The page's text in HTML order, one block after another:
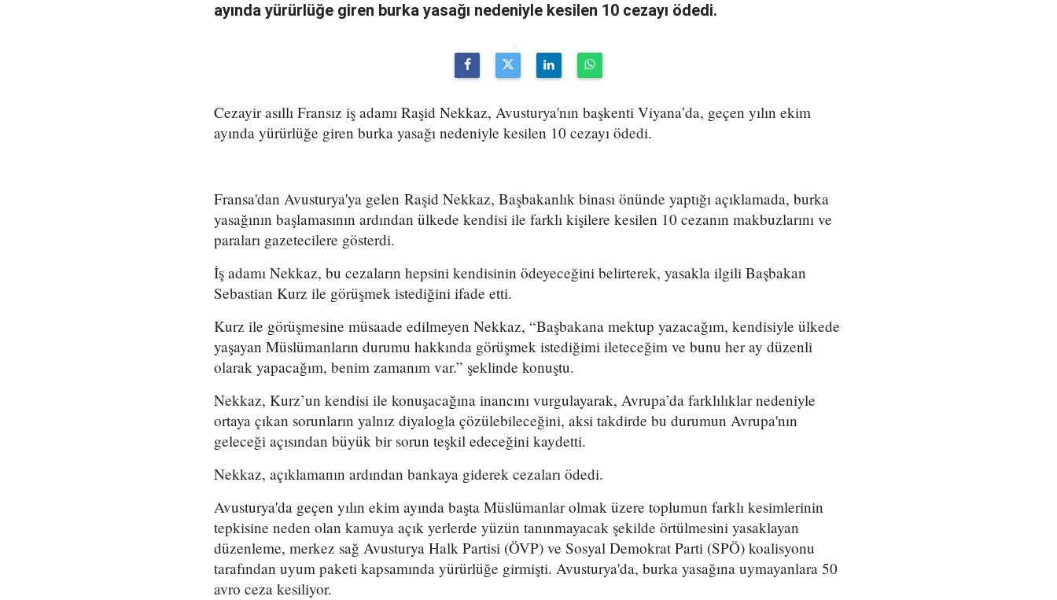
ayında yürürlüğe giren burka yasağı nedeniyle kesilen 10 cezayı ödedi.
Cezayir asıllı Fransız iş adamı Raşid Nekkaz, Avusturya'nın başkenti Viyana’da, geçen yılın ekim
ayında yürürlüğe giren burka yasağı nedeniyle kesilen 10 cezayı ödedi.
Fransa'dan Avusturya'ya gelen Raşid Nekkaz, Başbakanlık binası önünde yaptığı açıklamada, burka
yasağının başlamasının ardından ülkede kendisi ile farklı kişilere kesilen 10 cezanın makbuzlarını ve
paraları gazetecilere gösterdi.
İş adamı Nekkaz, bu cezaların hepsini kendisinin ödeyeceğini belirterek, yasakla ilgili Başbakan
Sebastian Kurz ile görüşmek istediğini ifade etti.
Kurz ile görüşmesine müsaade edilmeyen Nekkaz, “Başbakana mektup yazacağım, kendisiyle ülkede
yaşayan Müslümanların durumu hakkında görüşmek istediğimi ileteceğim ve bunu her ay düzenli
olarak yapacağım, benim zamanım var.” şeklinde konuştu.
Nekkaz, Kurz’un kendisi ile konuşacağına inancını vurgulayarak, Avrupa’da farklılıklar nedeniyle
ortaya çıkan sorunların yalnız diyalogla çözülebileceğini, aksi takdirde bu durumun Avrupa'nın
geleceği açısından büyük bir sorun teşkil edeceğini kaydetti.
Nekkaz, açıklamanın ardından bankaya giderek cezaları ödedi.
Avusturya'da geçen yılın ekim ayında başta Müslümanlar olmak üzere toplumun farklı kesimlerinin
tepkisine neden olan kamuya açık yerlerde yüzün tanınmayacak şekilde örtülmesini yasaklayan
düzenleme, merkez sağ Avusturya Halk Partisi (ÖVP) ve Sosyal Demokrat Parti (SPÖ) koalisyonu
tarafından uyum paketi kapsamında yürürlüğe girmişti. Avusturya'da, burka yasağına uymayanlara 50
avro ceza kesiliyor.